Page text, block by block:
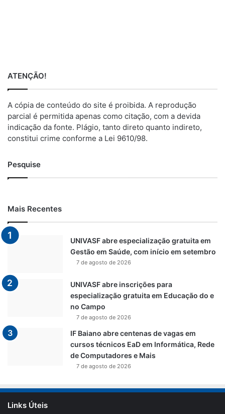
ATENÇÃO!
A cópia de conteúdo do site é proibida. A reprodução
parcial é permitida apenas como citação, com a devida
indicação da fonte. Plágio, tanto direto quanto indireto,
constitui crime conforme a Lei 9610/98.
Pesquise
Mais Recentes
UNIVASF abre especialização gratuita em
Gestão em Saúde, com início em setembro
7 de agosto de 2026
UNIVASF abre inscrições para
especialização gratuita em Educação do e
no Campo
7 de agosto de 2026
IF Baiano abre centenas de vagas em
cursos técnicos EaD em Informática, Rede
de Computadores e Mais
7 de agosto de 2026
Links Úteis